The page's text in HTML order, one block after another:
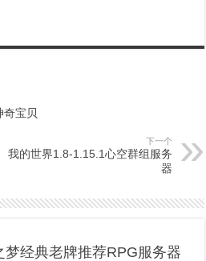
奇宝贝
下一个
我的世界1.8-1.15.1心空群组服务
器
经典老牌推荐RPG服务器